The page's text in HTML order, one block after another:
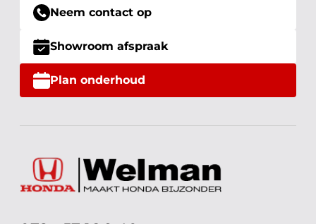
Neem contact op
Showroom afspraak
Plan onderhoud